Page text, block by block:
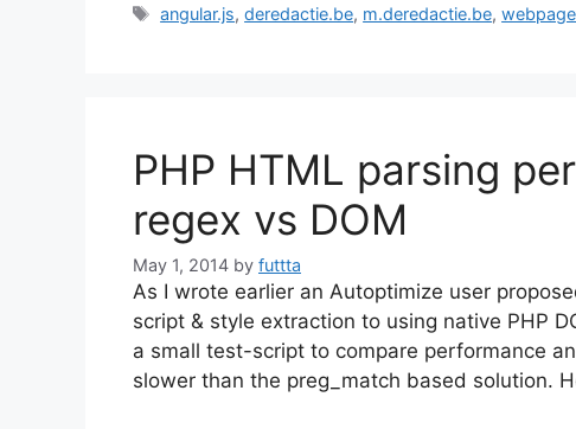
Tags
angular.js,deredactie.be, m.deredactie.be,
PHP HTML parsing
regex vs DOM
May 1, 2014 by futtta
As I wrote earlier an Autoptimize user
script & style extraction to using native PHP
a small test-script to compare performance
slower than the preg_match based solution.